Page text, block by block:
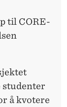
til CORE-
studenter
å kvotere